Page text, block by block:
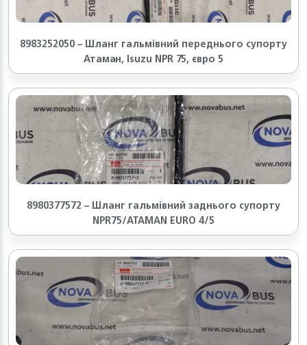
8983252050 – Шланг гальмівний переднього супорту
Атаман, Isuzu NPR 75, євро 5
8980377572 – Шланг гальмівний заднього супорту
NPR75/ATAMAN EURO 4/5